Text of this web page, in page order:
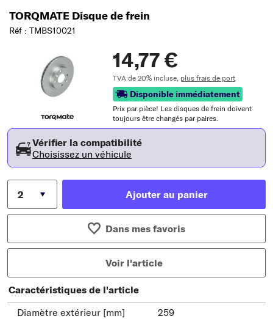
TORQMATE Disque de frein
Réf : TMBS10021
14,77 €
TVA de 20% incluse, plus frais de port
Disponible immédiatement
Prix ​​par pièce! Les disques de frein doivent
toujours être changés par paires.
Vérifier la compatibilité
Choisissez un véhicule
Ajouter au panier
Dans mes favoris
Voir l'article
Caractéristiques de l'article
Diamètre extérieur [mm]
259